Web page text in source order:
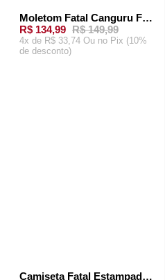
-10%Moletom Fatal Canguru Fechado Off White
R$ 134,99 R$ 149,99
4x de R$ 33,74 Ou no Pix (10%
de desconto)
Camiseta Fatal Estampada Marrom